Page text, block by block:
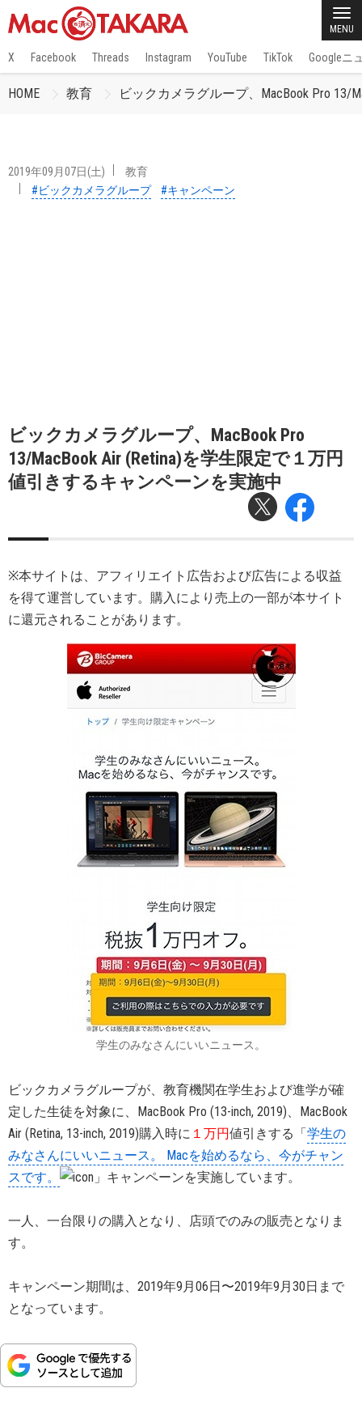
MENU
X Facebook Threads Instagram YouTube TikTok Googleニ
HOME 教育 ビックカメラグループ、MacBook Pro 13/
2019年09月07日(土)
教育
#ビックカメラグループ
#キャンペーン
ビックカメラグループ、MacBook Pro
13/MacBook Air (Retina)を学生限定で１万円
値引きするキャンペーンを実施中
※本サイトは、アフィリエイト広告および広告による収益
を得て運営しています。購入により売上の一部が本サイト
に還元されることがあります。
学生のみなさんにいいニュース。
ビックカメラグループが、教育機関在学生および進学が確
定した生徒を対象に、MacBook Pro (13-inch, 2019)、MacBook
Air (Retina, 13-inch, 2019)購入時に １万円値引きする「学生の
みなさんにいいニュース。 Macを始めるなら、今がチャン
スです。
」キャンペーンを実施しています。
一人、一台限りの購入となり、店頭でのみの販売となりま
す。
キャンペーン期間は、2019年9月06日〜2019年9月30日まで
となっています。